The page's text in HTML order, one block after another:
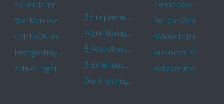
Die 5 wichtigsten Vorteile eines guten Geschäftsprozessmanagement (GPM)
Business Process Management mit MS Outlook